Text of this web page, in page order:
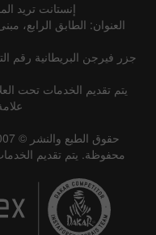
إنستانت تريد
العنوان: الطابق الرابع،
يتم تقديم الخدمات تحت
محفوظة. يتم تقديم